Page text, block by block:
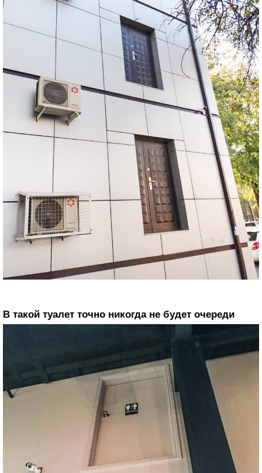
В такой туалет точно никогда не будет очереди